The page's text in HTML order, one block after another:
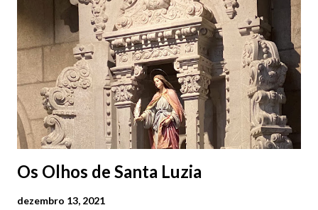
em Viana do Castelo (2019.10.25) Feira Semanal em Viana do
Castelo (2019.10.25) Feira Semanal em Viana do Castelo
(2019.10.25)
Os Olhos de Santa Luzia
dezembro 13, 2021